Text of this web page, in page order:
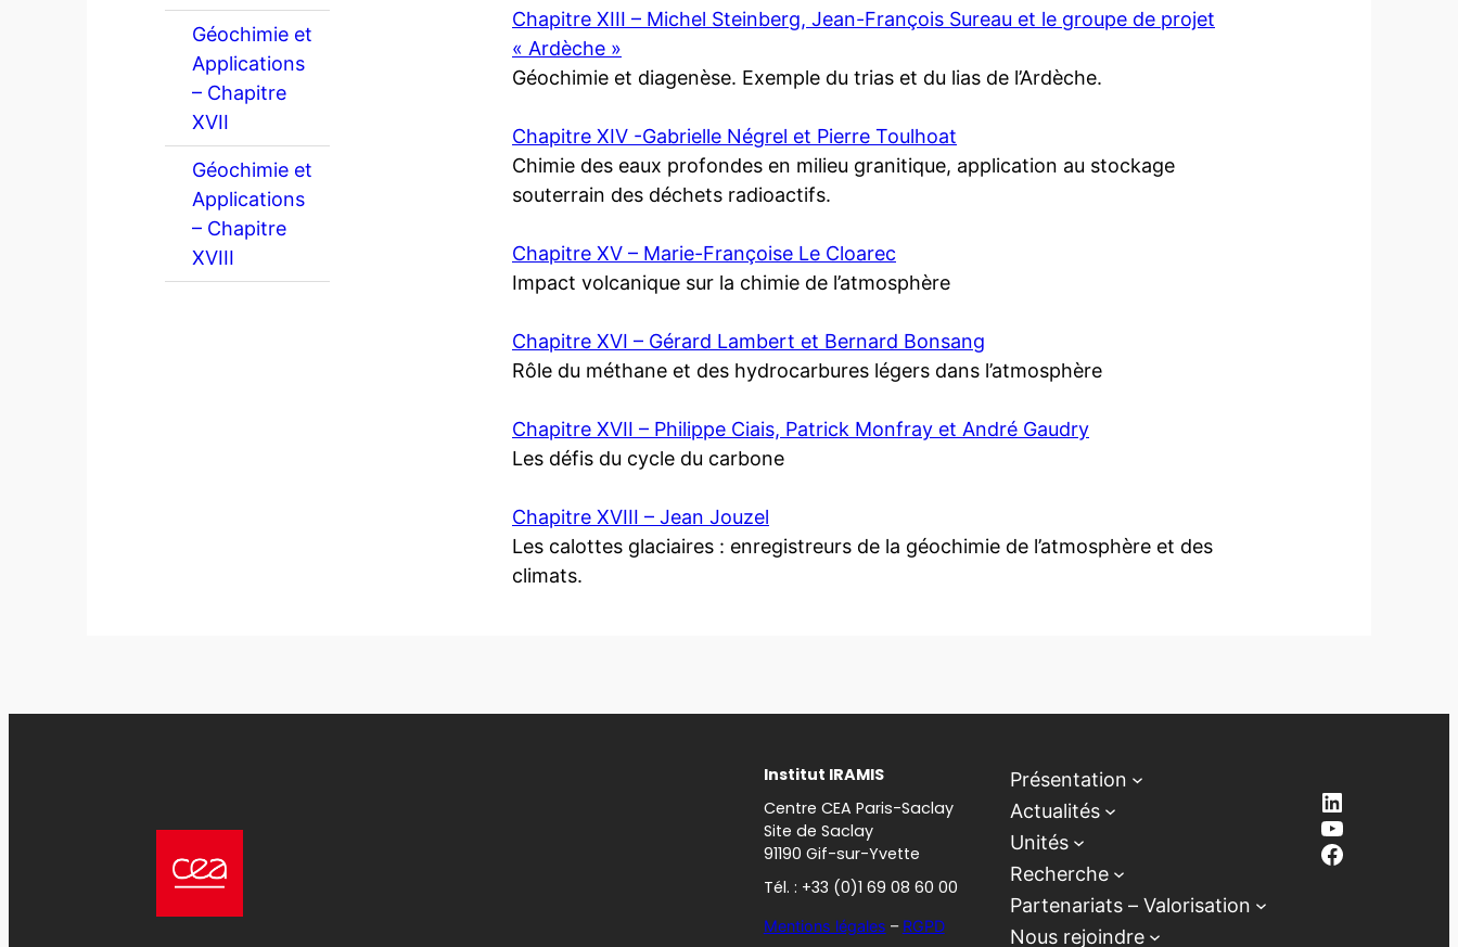
Géochimie et
Applications
– Chapitre
XVII
Géochimie et
Applications
– Chapitre
XVIII
Chapitre XIII – Michel Steinberg, Jean-François Sureau et le groupe de projet
« Ardèche »
Géochimie et diagenèse. Exemple du trias et du lias de l’Ardèche.
Chapitre XIV -Gabrielle Négrel et Pierre Toulhoat
Chimie des eaux profondes en milieu granitique, application au stockage
souterrain des déchets radioactifs.
Chapitre XV – Marie-Françoise Le Cloarec
Impact volcanique sur la chimie de l’atmosphère
Chapitre XVI – Gérard Lambert et Bernard Bonsang
Rôle du méthane et des hydrocarbures légers dans l’atmosphère
Chapitre XVII – Philippe Ciais, Patrick Monfray et André Gaudry
Les défis du cycle du carbone
Chapitre XVIII – Jean Jouzel
Les calottes glaciaires : enregistreurs de la géochimie de l’atmosphère et des
climats.
Institut IRAMIS
Centre CEA Paris-Saclay
Site de Saclay
91190 Gif-sur-Yvette
Tél. : +33 (0)1 69 08 60 00
Mentions légales – RGPD
Présentation
Actualités
Unités
Recherche
Partenariats – Valorisation
Nous rejoindre
LinkedIn
YouTube
Facebook